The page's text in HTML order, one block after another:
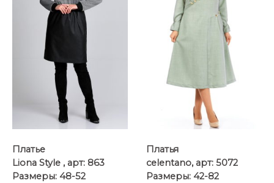
Платье
Liona Style , арт: 863
Размеры: 48-52
Платья
celentano, арт: 5072
Размеры: 42-82